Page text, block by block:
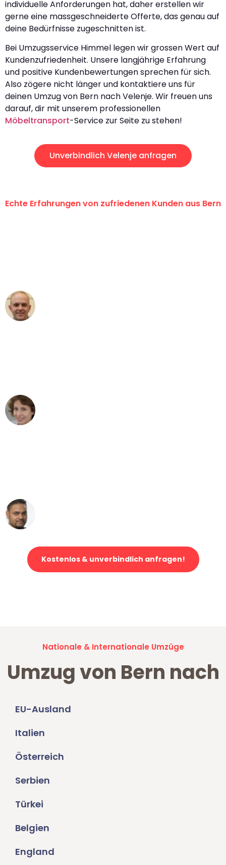
individuelle Anforderungen hat, daher erstellen wir
gerne eine massgeschneiderte Offerte, das genau auf
deine Bedürfnisse zugeschnitten ist.
Bei Umzugsservice Himmel legen wir grossen Wert auf
Kundenzufriedenheit. Unsere langjährige Erfahrung
und positive Kundenbewertungen sprechen für sich.
Also zögere nicht länger und kontaktiere uns für
deinen Umzug von Bern nach Velenje. Wir freuen uns
darauf, dir mit unserem professionellen
Möbeltransport-Service zur Seite zu stehen!
Unverbindlich Velenje anfragen
Echte Erfahrungen von zufriedenen Kunden aus Bern
Kostenlos & unverbindlich anfragen!
Nationale & Internationale Umzüge
Umzug von Bern nach
EU-Ausland
Italien
Österreich
Serbien
Türkei
Belgien
England